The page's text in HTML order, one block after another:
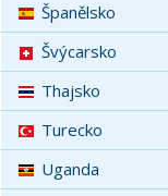
Španělsko
Švýcarsko
Thajsko
Turecko
Uganda